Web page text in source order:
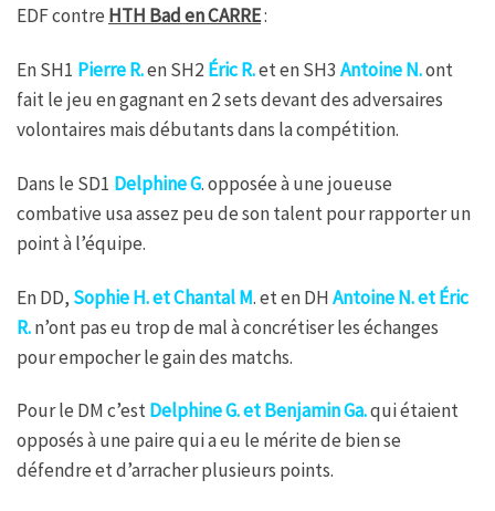
EDF contreHTH Bad en CARRE:
En SH1 Pierre R.en SH2Éric R.et en SH3 Antoine N.ont
fait le jeu en gagnant en 2 sets devant des adversaires
volontaires mais débutants dans la compétition.
Dans le SD1 Delphine G. opposée à une joueuse
combative usa assez peu de son talent pour rapporter un
point à l’équipe.
En DD, Sophie H. et Chantal M. et en DHAntoine N. et Éric
R.n’ont pas eu trop de mal à concrétiser les échanges
pour empocher le gain des matchs.
Pour le DM c’estDelphine G. et Benjamin Ga.qui étaient
opposés à une paire qui a eu le mérite de bien se
défendre et d’arracher plusieurs points.